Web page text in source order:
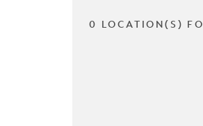
0 LOCATION(S)